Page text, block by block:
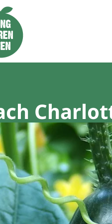
Jong Leren Eten